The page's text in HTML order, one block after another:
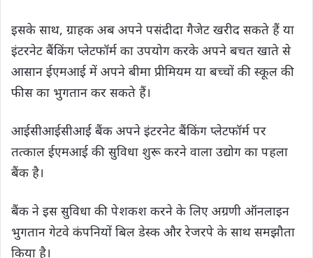
इसके साथ, ग्राहक अब अपने पसंदीदा गैजेट खरीद सकते हैं या
इंटरनेट बैंकिंग प्लेटफॉर्म का उपयोग करके अपने बचत खाते से
आसान ईएमआई में अपने बीमा प्रीमियम या बच्चों की स्कूल की
फीस का भुगतान कर सकते हैं।
आईसीआईसीआई बैंक अपने इंटरनेट बैंकिंग प्लेटफॉर्म पर
तत्काल ईएमआई की सुविधा शुरू करने वाला उद्योग का पहला
बैंक है।
बैंक ने इस सुविधा की पेशकश करने के लिए अग्रणी ऑनलाइन
भुगतान गेटवे कंपनियों बिल डेस्क और रेजरपे के साथ समझौता
किया है।